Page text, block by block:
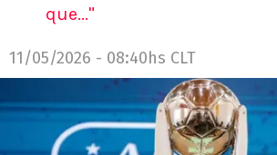
que..."
11/05/2026 - 08:40hs CLT